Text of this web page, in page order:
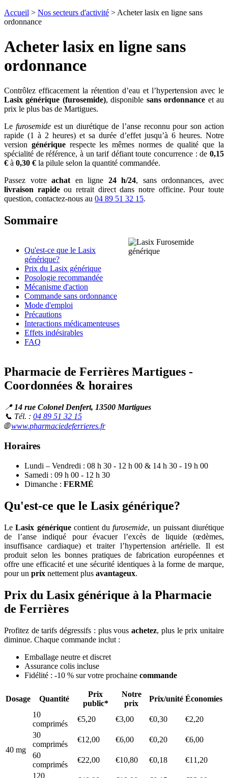
Accueil > Nos secteurs d'activité > Acheter lasix en ligne sans
ordonnance
Acheter lasix en ligne sans
ordonnance
Contrôlez efficacement la rétention d’eau et l’hypertension avec le
Lasix générique (furosemide), disponible sans ordonnance et au
prix le plus bas de Martigues.
Le furosemideest un diurétique de l’anse reconnu pour son action
rapide (1 à 2 heures) et sa durée d’effet jusqu’à 6 heures. Notre
version génériquerespecte les mêmes normes de qualité que la
spécialité de référence, à un tarif défiant toute concurrence : de 0,15
€ à 0,30 € la pilule selon la quantité commandée.
Passez votreachat en ligne 24 h/24, sans ordonnances, avec
livraison rapideou retrait direct dans notre officine. Pour toute
question, contactez-nous au 04 89 51 32 15.
Sommaire
Qu'est-ce que le Lasix
générique?
Prix du Lasix générique
Posologie recommandée
Mécanisme d'action
Commande sans ordonnance
Mode d'emploi
Précautions
Interactions médicamenteuses
Effets indésirables
FAQ
Pharmacie de Ferrières Martigues -
Coordonnées & horaires
📍 14 rue Colonel Denfert, 13500 Martigues
📞 Tél. : 04 89 51 32 15
🌐www.pharmaciedeferrieres.fr
Horaires
Lundi – Vendredi : 08 h 30 - 12 h 00 & 14 h 30 - 19 h 00
Samedi : 09 h 00 - 12 h 30
Dimanche : FERMÉ
Qu'est-ce que le Lasix générique?
LeLasix génériquecontient dufurosemide, un puissant diurétique
de l’anse indiqué pour évacuer l’excès de liquide (œdèmes,
insuffisance cardiaque) et traiter l’hypertension artérielle. Il est
produit selon les bonnes pratiques de fabrication européennes et
offre une efficacité et une sécurité identiques à la forme de marque,
pour un prix nettement plus avantageux.
Prix du Lasix générique à la Pharmacie
de Ferrières
Profitez de tarifs dégressifs : plus vousachetez, plus le prix unitaire
diminue. Chaque commande inclut :
Emballage neutre et discret
Assurance colis incluse
Fidélité : -10 % sur votre prochaine commande
Dosage Quantité
Prix
public*
Notre
prix
Prix/unité Économies
40 mg
10
comprimés
€5,20 €3,00 €0,30
€2,20
30
comprimés
€12,00 €6,00 €0,20
€6,00
60
comprimés
€22,00 €10,80 €0,18
€11,20
120